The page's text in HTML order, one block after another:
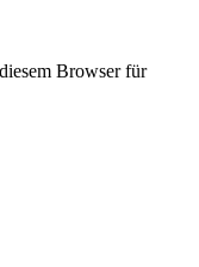
Browser für